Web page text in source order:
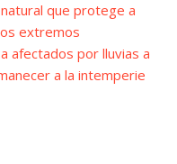
que protege a
extremos
afectados por lluvias a
a la intemperie